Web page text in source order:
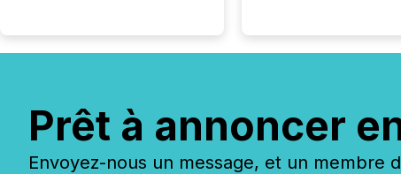
Prêt à annoncer
Envoyez-nous un message, et un membre